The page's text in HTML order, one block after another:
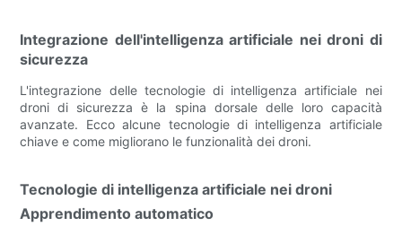
Integrazione dell'intelligenza artificiale nei droni di
sicurezza
L'integrazione delle tecnologie di intelligenza artificiale nei
droni di sicurezza è la spina dorsale delle loro capacità
avanzate. Ecco alcune tecnologie di intelligenza artificiale
chiave e come migliorano le funzionalità dei droni.
Tecnologie di intelligenza artificiale nei droni
Apprendimento automatico